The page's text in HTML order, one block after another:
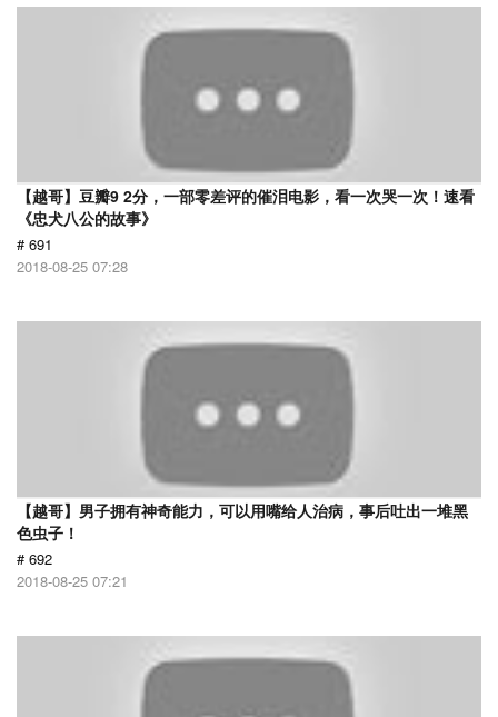
【越哥】豆瓣9 2分，一部零差评的催泪电影，看一次哭一次！速看
《忠犬八公的故事》
# 691
2018-08-25 07:28
【越哥】男子拥有神奇能力，可以用嘴给人治病，事后吐出一堆黑
色虫子！
# 692
2018-08-25 07:21